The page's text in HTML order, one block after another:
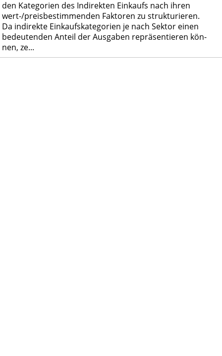
den Ka­te­go­ri­en des In­di­rek­ten Ein­kaufs nach ih­ren
wert-/preis­be­stim­men­den Fak­to­ren zu struk­tu­rie­ren.
Da in­di­rek­te Ein­kaufs­ka­te­go­ri­en je nach Sek­tor ei­nen
be­deu­ten­den An­teil der Aus­ga­ben re­prä­sen­tie­ren kön­
nen, ze...